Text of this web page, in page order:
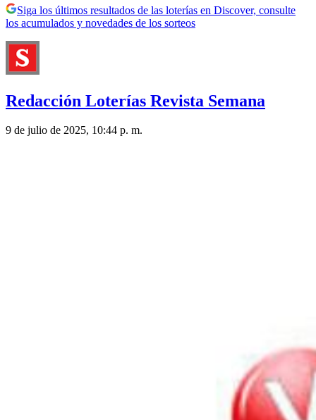
Siga los últimos resultados de las loterías en Discover, consulte
los acumulados y novedades de los sorteos
Redacción Loterías Revista Semana
9 de julio de 2025, 10:44 p. m.